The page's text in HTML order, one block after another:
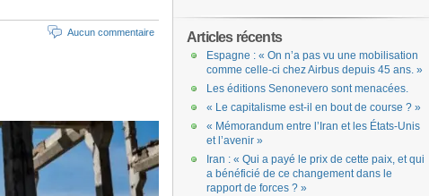
Aucun commentaire Articles récents
Espagne : « On n’a pas vu une mobilisation
comme celle-ci chez Airbus depuis 45 ans. »
Les éditions Senonevero sont menacées.
« Le capitalisme est-il en bout de course ? »
« Mémorandum entre l’Iran et les États-Unis
et l’avenir »
Iran : « Qui a payé le prix de cette paix, et qui
a bénéficié de ce changement dans le
rapport de forces ? »